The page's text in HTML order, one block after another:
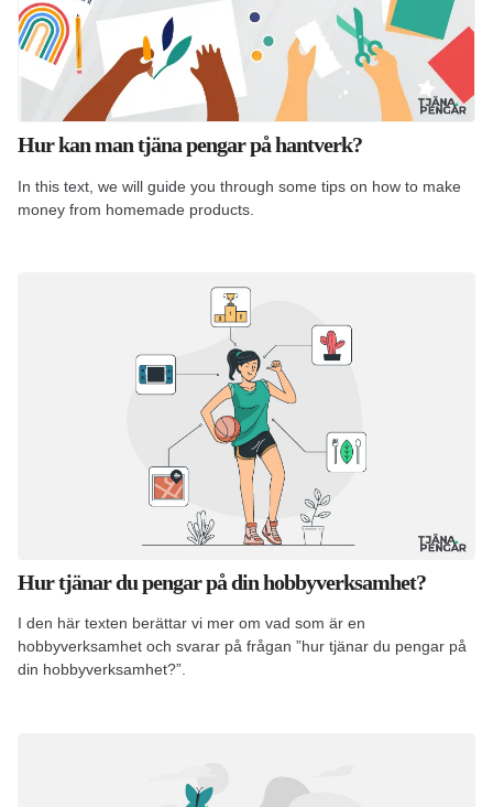
Hur kan man tjäna pengar på hantverk?
In this text, we will guide you through some tips on how to make
money from homemade products.
Hur tjänar du pengar på din hobbyverksamhet?
I den här texten berättar vi mer om vad som är en
hobbyverksamhet och svarar på frågan ”hur tjänar du pengar på
din hobbyverksamhet?”.